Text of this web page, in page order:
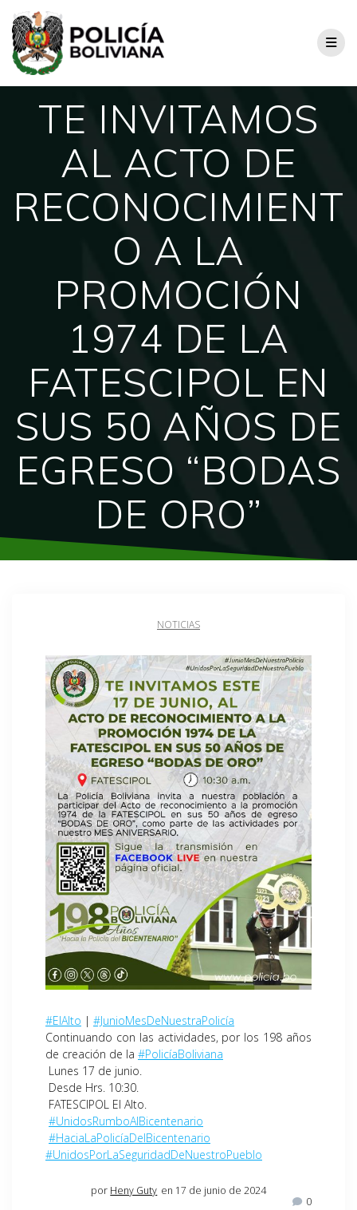
TE INVITAMOS
AL ACTO DE
RECONOCIMIENT
O A LA
PROMOCIÓN
1974 DE LA
FATESCIPOL EN
SUS 50 AÑOS DE
EGRESO “BODAS
DE ORO”
NOTICIAS
#ElAlto | #JunioMesDeNuestraPolicía
Continuando con las actividades, por los 198 años
de creación de la #PolicíaBoliviana
Lunes 17 de junio.
Desde Hrs. 10:30.
FATESCIPOL El Alto.
#UnidosRumboAlBicentenario
#HaciaLaPolicíaDelBicentenario
#UnidosPorLaSeguridadDeNuestroPueblo
por Heny Guty en 17 de junio de 2024
0